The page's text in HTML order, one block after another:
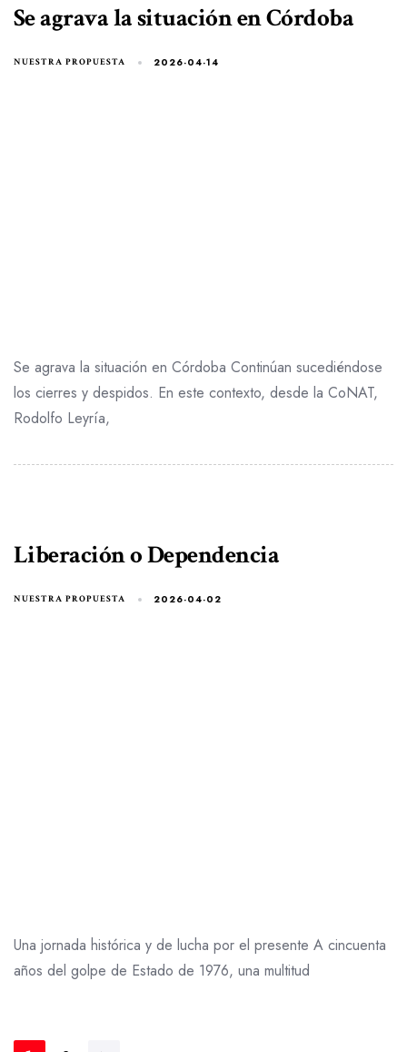
Se agrava la situación en Córdoba
NUESTRA PROPUESTA 2026-04-14
Se agrava la situación en Córdoba Continúan sucediéndose
los cierres y despidos. En este contexto, desde la CoNAT,
Rodolfo Leyría,
Liberación o Dependencia
NUESTRA PROPUESTA 2026-04-02
Una jornada histórica y de lucha por el presente A cincuenta
años del golpe de Estado de 1976, una multitud